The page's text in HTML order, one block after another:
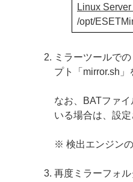
Linux
/opt/
ミラーツールで
プト「mirror.sh
なお、BATファ
いる場合は、設
※ 検出エンジン
再度ミラーフォ